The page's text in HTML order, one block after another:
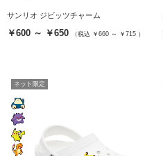
サンリオ ジビッツチャーム
￥600 ～ ￥650 （税込 ￥660 ～ ￥715 ）
ネット限定